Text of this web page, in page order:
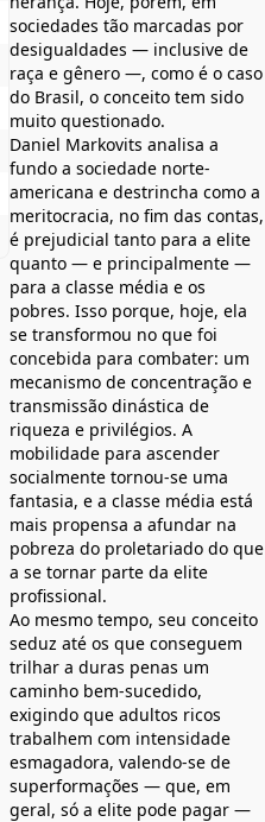
sociedades tão marcadas por
desigualdades — inclusive de
raça e gênero —, como é o caso
do Brasil, o conceito tem sido
muito questionado.
Daniel Markovits analisa a
fundo a sociedade norte-
americana e destrincha como a
meritocracia, no fim das contas,
é prejudicial tanto para a elite
quanto — e principalmente —
para a classe média e os
pobres. Isso porque, hoje, ela
se transformou no que foi
concebida para combater: um
mecanismo de concentração e
transmissão dinástica de
riqueza e privilégios. A
mobilidade para ascender
socialmente tornou-se uma
fantasia, e a classe média está
mais propensa a afundar na
pobreza do proletariado do que
a se tornar parte da elite
profissional.
Ao mesmo tempo, seu conceito
seduz até os que conseguem
trilhar a duras penas um
caminho bem-sucedido,
exigindo que adultos ricos
trabalhem com intensidade
esmagadora, valendo-se de
superformações — que, em
geral, só a elite pode pagar —